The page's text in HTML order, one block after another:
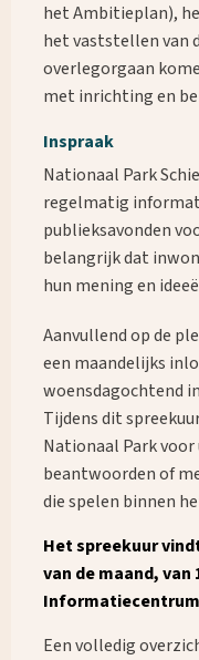
het Ambitieplan),
het vaststellen van
overlegorgaan
met inrichting en
Inspraak
Nationaal Park
regelmatig
publieksavonden
belangrijk dat
hun mening en
Aanvullend op de
een maandelijks
woensdagochtend
Tijdens dit
Nationaal Park
beantwoorden of
die spelen binnen
Het spreekuur
van de maand, van
Een volledig